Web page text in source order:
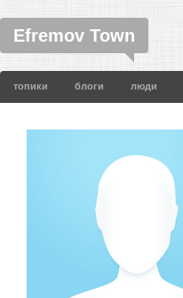
Efremov Town
топики блоги люди